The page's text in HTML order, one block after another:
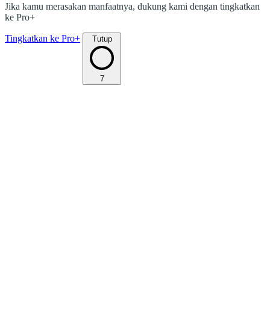
Jika kamu merasakan manfaatnya, dukung kami dengan tingkatkan
ke Pro+
Tingkatkan ke Pro+ Tutup
7